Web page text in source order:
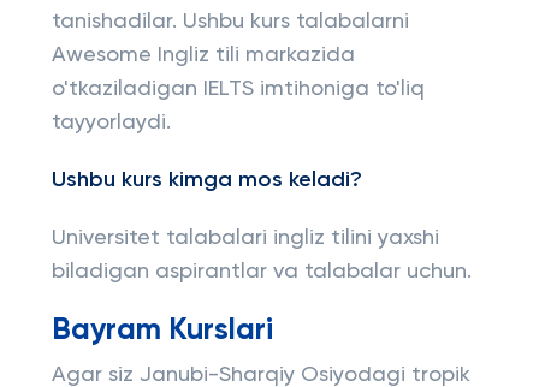
tanishadilar. Ushbu kurs talabalarni
Awesome Ingliz tili markazida
o'tkaziladigan IELTS imtihoniga to'liq
tayyorlaydi.
Ushbu kurs kimga mos keladi?
Universitet talabalari ingliz tilini yaxshi
biladigan aspirantlar va talabalar uchun.
Bayram Kurslari
Agar siz Janubi-Sharqiy Osiyodagi tropik